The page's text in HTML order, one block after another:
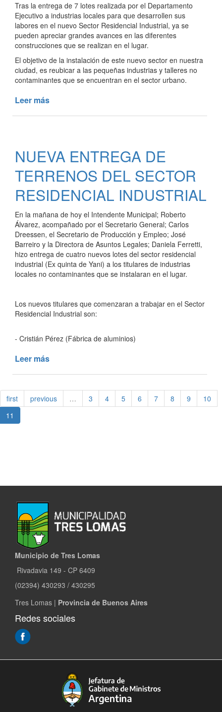
Tras la entrega de 7 lotes realizada por el Departamento
Ejecutivo a industrias locales para que desarrollen sus
labores en el nuevo Sector Residencial Industrial, ya se
pueden apreciar grandes avances en las diferentes
construcciones que se realizan en el lugar.
El objetivo de la instalación de este nuevo sector en nuestra
ciudad, es reubicar a las pequeñas industrias y talleres no
contaminantes que se encuentran en el sector urbano.
Leer más
EL
SECTOR
RESIDENCIAL
INDUSTRIAL
NUEVA ENTREGA DE
TERRENOS DEL SECTOR
RESIDENCIAL INDUSTRIAL
En la mañana de hoy el Intendente Municipal; Roberto
Álvarez, acompañado por el Secretario General; Carlos
Dreessen, el Secretario de Producción y Empleo; José
Barreiro y la Directora de Asuntos Legales; Daniela Ferretti,
hizo entrega de cuatro nuevos lotes del sector residencial
industrial (Ex quinta de Yani) a los titulares de industrias
locales no contaminantes que se instalaran en el lugar.
Los nuevos titulares que comenzaran a trabajar en el Sector
Residencial Industrial son:
- Cristián Pérez (Fábrica de aluminios)
Leer más
DE
TERRENOS
first previous … 3 4 5 6 7 8 9
10
11
Municipio de Tres Lomas
Rivadavia 149 - CP 6409
(02394) 430293 / 430295
Tres Lomas | Provincia de Buenos Aires
Redes sociales